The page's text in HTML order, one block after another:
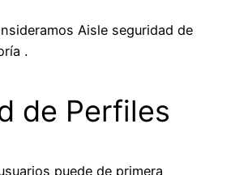
Aisle seguridad de
.
de Perfiles
puede de primera